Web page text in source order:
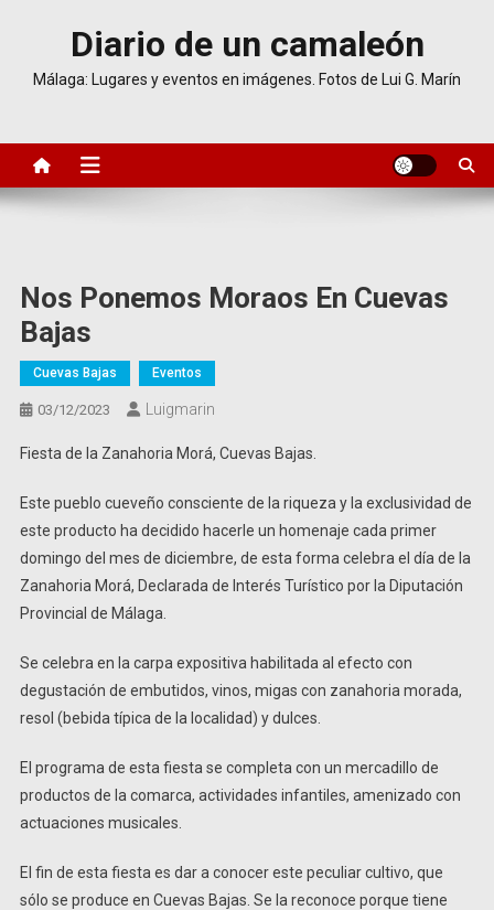
Diario de un camaleón
Málaga: Lugares y eventos en imágenes. Fotos de Lui G. Marín
Nos Ponemos Moraos En Cuevas
Bajas
Cuevas Bajas Eventos
03/12/2023 Luigmarin
Fiesta de la Zanahoria Morá, Cuevas Bajas.
Este pueblo cueveño consciente de la riqueza y la exclusividad de
este producto ha decidido hacerle un homenaje cada primer
domingo del mes de diciembre, de esta forma celebra el día de la
Zanahoria Morá, Declarada de Interés Turístico por la Diputación
Provincial de Málaga.
Se celebra en la carpa expositiva habilitada al efecto con
degustación de embutidos, vinos, migas con zanahoria morada,
resol (bebida típica de la localidad) y dulces.
El programa de esta fiesta se completa con un mercadillo de
productos de la comarca, actividades infantiles, amenizado con
actuaciones musicales.
El fin de esta fiesta es dar a conocer este peculiar cultivo, que
sólo se produce en Cuevas Bajas. Se la reconoce porque tiene